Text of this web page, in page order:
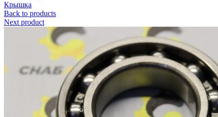
Крышка
Back to products
Next product